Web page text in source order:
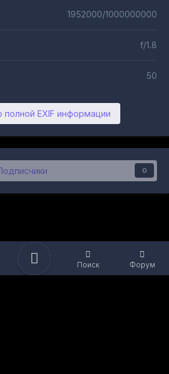
Поиск Форум
1952000/1000000000
f/1.8
50
EXIF информации
0